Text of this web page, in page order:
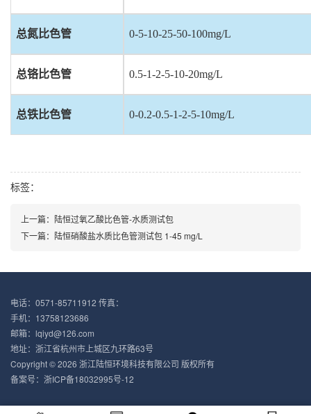
总氮比色管 0-5-10-25-50-100mg/L
总铬比色管 0.5-1-2-5-10-20mg/L
总铁比色管 0-0.2-0.5-1-2-5-10mg/L
标签：
上一篇：陆恒过氧乙酸比色管-水质测试包
下一篇：陆恒硝酸盐水质比色管测试包 1-45 mg/L
电话：0571-85711912 传真：
手机：13758123686
邮箱：lqiyd@126.com
地址：浙江省杭州市上城区九环路63号
Copyright © 2026 浙江陆恒环境科技有限公司 版权所有
备案号： 浙ICP备18032995号-12